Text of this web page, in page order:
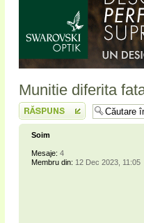
Munitie diferita
Scrie un răspuns
Soim
Mesaje: 4
Membru din: 12 Dec 2023, 11:05